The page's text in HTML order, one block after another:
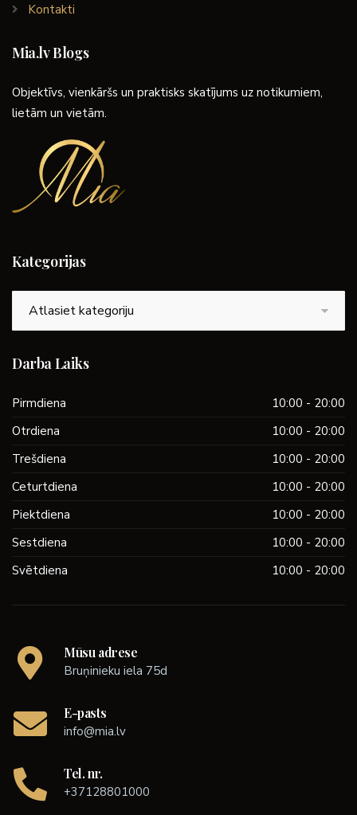
Kontakti
Mia.lv Blogs
Objektīvs, vienkāršs un praktisks skatījums uz notikumiem,
lietām un vietām.
Kategorijas
Darba Laiks
Pirmdiena
10:00 - 20:00
Otrdiena
10:00 - 20:00
Trešdiena
10:00 - 20:00
Ceturtdiena
10:00 - 20:00
Piektdiena
10:00 - 20:00
Sestdiena
10:00 - 20:00
Svētdiena
10:00 - 20:00
Mūsu adrese
Bruņinieku iela 75d
E-pasts
info@mia.lv
Tel. nr.
+37128801000